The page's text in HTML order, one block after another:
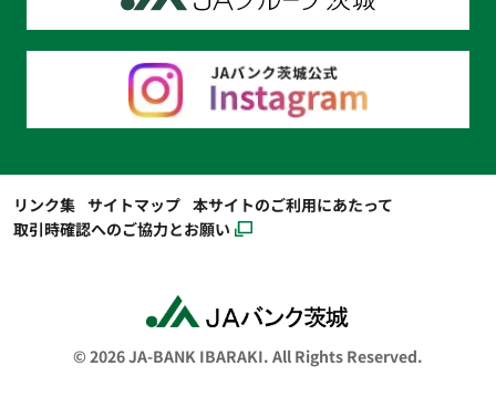
リンク集 サイトマップ 本サイトのご利用にあたって
取引時確認へのご協力とお願い
© 2026 JA-BANK IBARAKI. All Rights Reserved.